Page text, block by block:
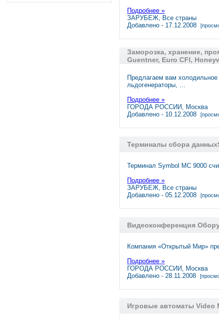
Подробнее »
ЗАРУБЕЖ, Все страны
Добавлено - 17.12.2008
Заморозка, хранение,
Guentner, Euro CFI,
Предлагаем вам
льдогенераторы, …
Подробнее »
ГОРОДА РОССИИ, Москва
Добавлено - 10.12.2008
Терминалы сбора
Терминал Symbol MC 9000
Подробнее »
ЗАРУБЕЖ, Все страны
Добавлено - 05.12.2008
Видеоконференция
Компания «Открытый Мир»
Подробнее »
ГОРОДА РОССИИ, Москва
Добавлено - 28.11.2008
Игровые автоматы Video